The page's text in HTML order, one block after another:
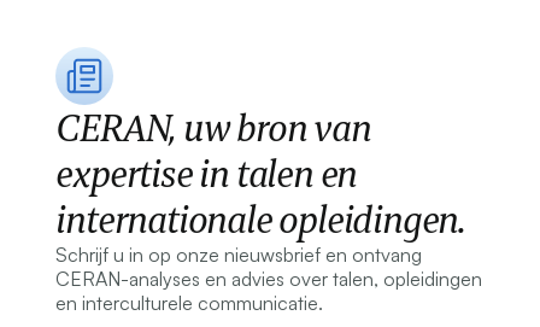
CERAN, uw bron van
expertise in talen en
internationale opleidingen.
Schrijf u in op onze nieuwsbrief en ontvang
CERAN-analyses en advies over talen, opleidingen
en interculturele communicatie.